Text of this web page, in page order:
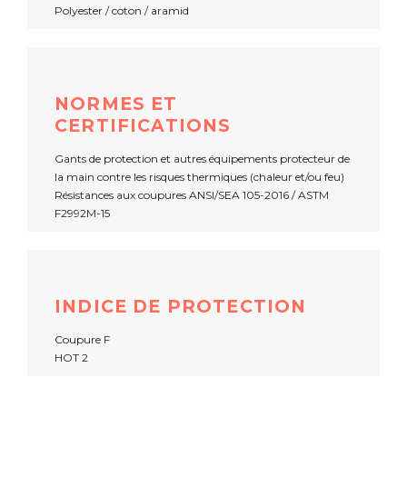
Polyester / coton / aramid
NORMES ET
CERTIFICATIONS
Gants de protection et autres équipements protecteur de
la main contre les risques thermiques (chaleur et/ou feu)
Résistances aux coupures ANSI/SEA 105-2016 / ASTM
F2992M-15
INDICE DE PROTECTION
Coupure F
HOT 2